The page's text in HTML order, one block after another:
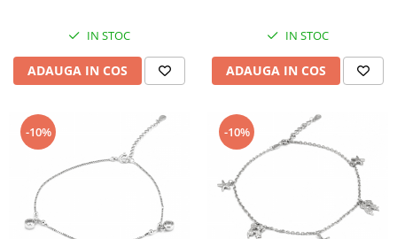
IN STOC
ADAUGA IN COS
IN STOC
ADAUGA IN COS
-10% -10%